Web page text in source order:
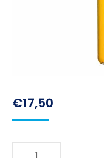
€17,50
Fireball